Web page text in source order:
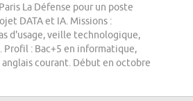
La Défense pour un poste
DATA et IA. Missions :
d'usage, veille technologique,
Profil : Bac+5 en informatique,
courant. Début en octobre